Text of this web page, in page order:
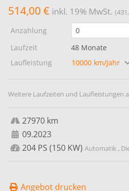
514,00 € inkl. 19% MwSt.
Anzahlung
Laufzeit
48 Monate
Laufleistung
10000 km/Jahr
Weitere Laufzeiten und Laufleistungen
27970 km
09.2023
204 PS (150 KW) Automatik ,
Angebot drucken